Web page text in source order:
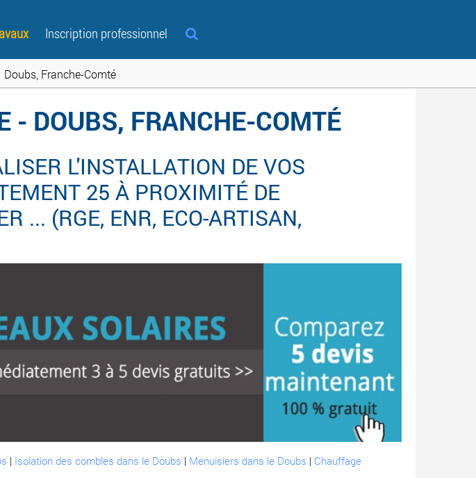
Inscription professionnel
Doubs, Franche-Comté
- DOUBS, FRANCHE-COMTÉ
L'INSTALLATION DE VOS
25 À PROXIMITÉ DE
... (RGE, ENR, ECO-ARTISAN,
| Isolation des combles dans le Doubs | Menuisiers dans le Doubs | Chauffage